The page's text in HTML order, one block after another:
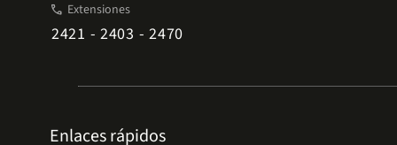
phone Extensiones
2421 - 2403 - 2470
Enlaces rápidos